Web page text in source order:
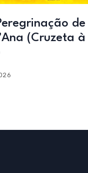
de
(Cruzeta à